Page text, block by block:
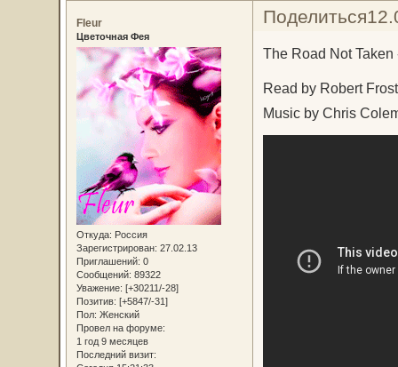
Поделиться
Fleur
Цветочная Фея
Откуда: Россия
Зарегистрирован: 27.02.13
Приглашений: 0
Сообщений: 89322
Уважение: [+30211/-28]
Позитив: [+5847/-31]
Пол: Женский
Провел на форуме:
1 год 9 месяцев
Последний визит:
The Road Not
Read by Robert Frost
Music by Chris